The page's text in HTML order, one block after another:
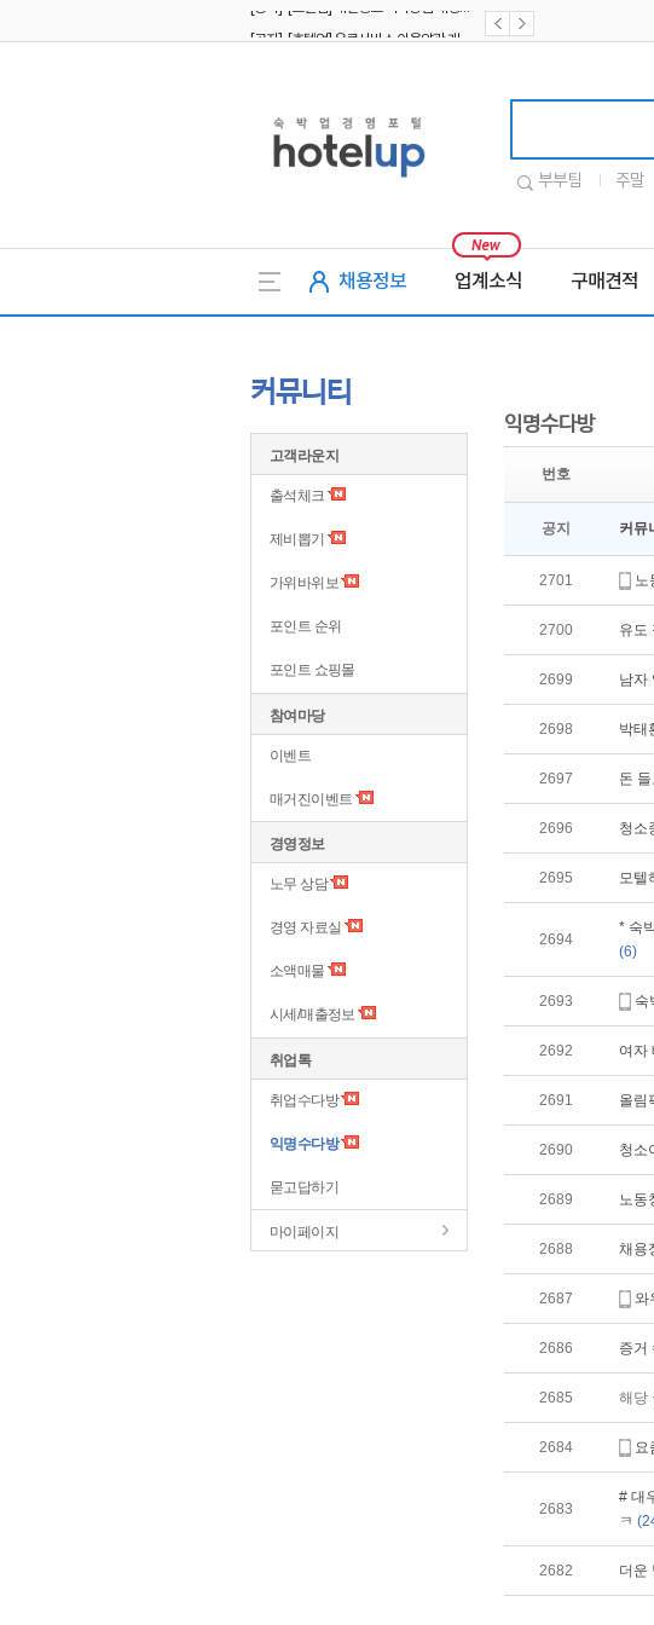
부부팀 주말
채용정보 업계소식 구매견적
커뮤니티
고객라운지
출석체크
제비뽑기
가위바위보
포인트 순위
포인트 쇼핑몰
참여마당
이벤트
매거진이벤트
경영정보
노무 상담
경영 자료실
소액매물
시세/매출정보
취업톡
취업수다방
익명수다방
묻고답하기
마이페이지
익명수다방
번호
공지 커뮤
2701 노
2700 유도
2699 남자
2698 박태
2697 돈
2696 청소
2695 모텔
2694
* 숙
(6)
2693 숙
2692 여자
2691 올림
2690 청소
2689 노동
2688 채용
2687 와
2686 증거
2685 해당
2684 요
2683
# 대
ㅋ
2682 더운